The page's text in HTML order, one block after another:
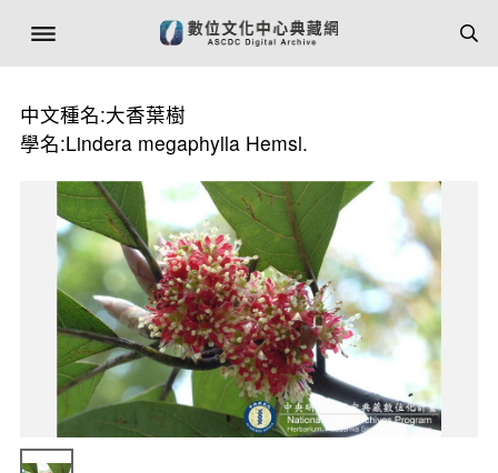
中文種名:大香葉樹
學名:Lindera megaphylla Hemsl.